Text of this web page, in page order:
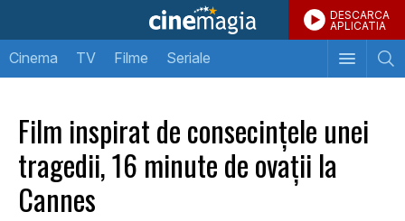
DESCARCA
APLICATIA
Cinema TV Filme Seriale
Film inspirat de consecinţele unei
tragedii, 16 minute de ovaţii la
Cannes